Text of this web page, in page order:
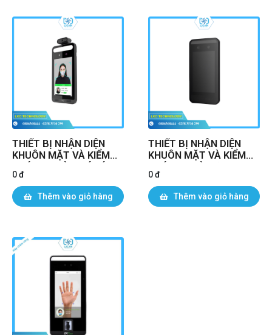
THIẾT BỊ NHẬN DIỆN
KHUÔN MẶT VÀ KIỂM
NĂNG ĐO THÂN NHIỆT (
TD-E2128-TM/TP) |
Chính hãng
0 đ
Thêm vào giỏ hàng
THIẾT BỊ NHẬN DIỆN
KHUÔN MẶT VÀ KIỂM
E2127-IC) | Chính hãng
0 đ
Thêm vào giỏ hàng